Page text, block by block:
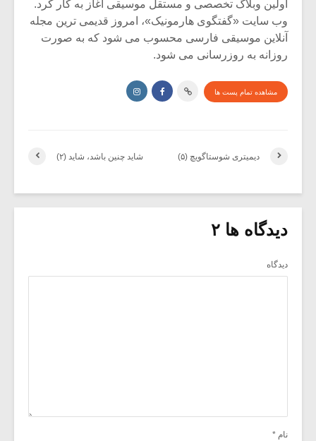
اولین وبلاگ تخصصی و مستقل موسیقی آغاز به کار کرد.
وب سایت «گفتگوی هارمونیک»، امروز قدیمی ترین مجله
آنلاین موسیقی فارسی محسوب می شود که به صورت
روزانه به روزرسانی می شود.
مشاهده تمام پست ها
شاید چنین باشد، شاید (۲) دیمیتری شوستاگویچ (۵)
دیدگاه ها ۲
دیدگاه
نام *